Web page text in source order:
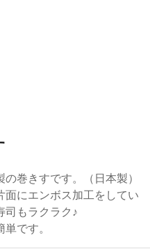
巻きすです。（日本製）
面にエンボス加工をしてい
司もラクラク♪
です。